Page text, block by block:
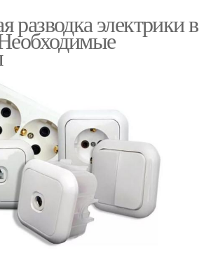
разводка электрики в